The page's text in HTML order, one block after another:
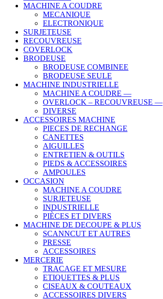
MACHINE A COUDRE
MECANIQUE
ELECTRONIQUE
SURJETEUSE
RECOUVREUSE
COVERLOCK
BRODEUSE
BRODEUSE COMBINEE
BRODEUSE SEULE
MACHINE INDUSTRIELLE
MACHINE A COUDRE —
OVERLOCK – RECOUVREUSE —
DIVERSE
ACCESSOIRES MACHINE
PIECES DE RECHANGE
CANETTES
AIGUILLES
ENTRETIEN & OUTILS
PIEDS & ACCESSOIRES
AMPOULES
OCCASION
MACHINE A COUDRE
SURJETEUSE
INDUSTRIELLE
PIÈCES ET DIVERS
MACHINE DE DECOUPE & PLUS
SCANNCUT ET AUTRES
PRESSE
ACCESSOIRES
MERCERIE
TRACAGE ET MESURE
ETIQUETTES & PLUS
CISEAUX & COUTEAUX
ACCESSOIRES DIVERS